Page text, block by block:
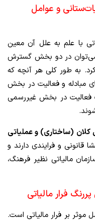
و عوامل
با علم به علل آن معین
در دو بخش گسترش
به طور کلی هر آنچه که
مبادله و فعالیت در بخش
فعالیت در بخش غیررسمی
کلان (ساختاری) و عملیاتی
قانونی و فرایندی دارند و
مالیاتی نظیر فرهنگ،
فرار مالیاتی
موثر بر فرار مالیاتی است.